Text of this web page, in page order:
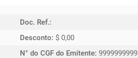
Doc. Ref.:
Desconto: $ 0,00
N° do CGF do Emitente: 9999999999